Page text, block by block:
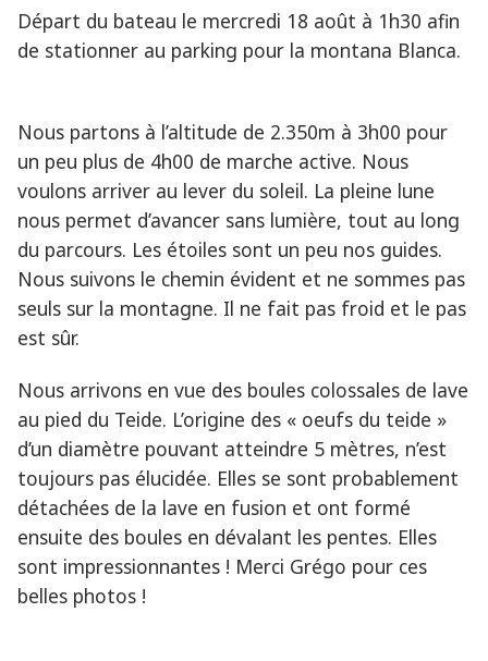
Départ du bateau le mercredi 18 août à 1h30 afin
de stationner au parking pour la montana Blanca.
Nous partons à l’altitude de 2.350m à 3h00 pour
un peu plus de 4h00 de marche active. Nous
voulons arriver au lever du soleil. La pleine lune
nous permet d’avancer sans lumière, tout au long
du parcours. Les étoiles sont un peu nos guides.
Nous suivons le chemin évident et ne sommes pas
seuls sur la montagne. Il ne fait pas froid et le pas
est sûr.
Nous arrivons en vue des boules colossales de lave
au pied du Teide. L’origine des « oeufs du teide »
d’un diamètre pouvant atteindre 5 mètres, n’est
toujours pas élucidée. Elles se sont probablement
détachées de la lave en fusion et ont formé
ensuite des boules en dévalant les pentes. Elles
sont impressionnantes ! Merci Grégo pour ces
belles photos !